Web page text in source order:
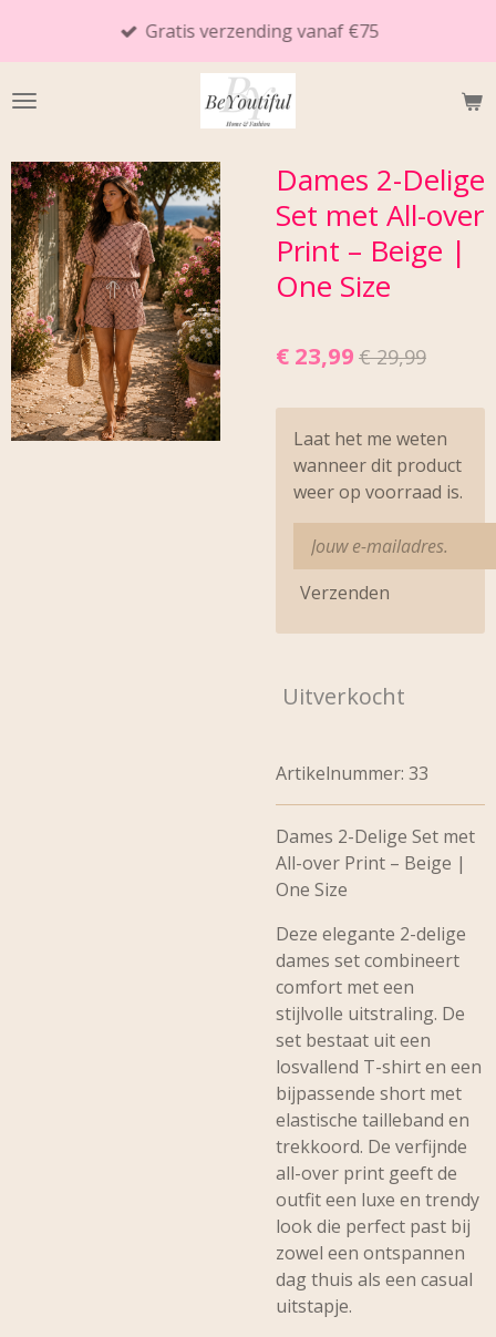
de
Gratis verzending vanaf €75
Dames 2-Delige
Set met All-over
Print – Beige |
One Size
€ 23,99 € 29,99
Laat het me weten
wanneer dit product
weer op voorraad is.
Verzenden
Uitverkocht
Artikelnummer: 33
Dames 2-Delige Set met
All-over Print – Beige |
One Size
Deze elegante 2-delige
dames set combineert
comfort met een
stijlvolle uitstraling. De
set bestaat uit een
losvallend T-shirt en een
bijpassende short met
elastische tailleband en
trekkoord. De verfijnde
all-over print geeft de
outfit een luxe en trendy
look die perfect past bij
zowel een ontspannen
dag thuis als een casual
uitstapje.